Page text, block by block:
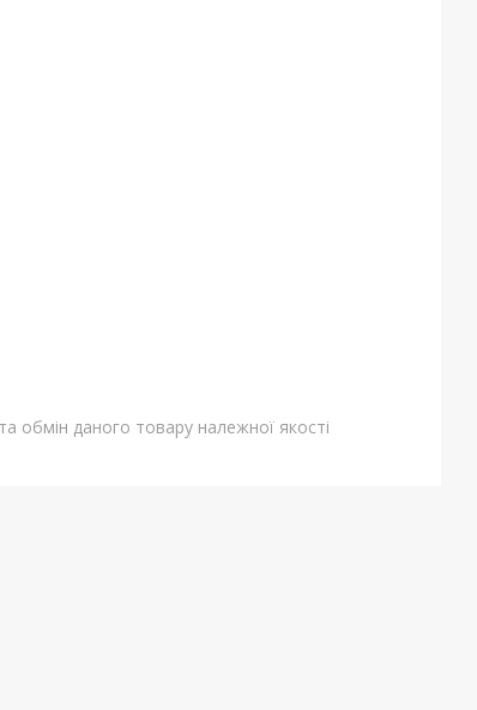
обмін даного товару належної якості